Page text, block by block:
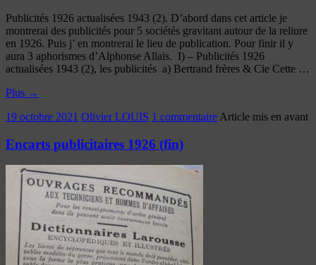
Publicités 1926 actualisées 1943 (2). D’abord dans cet article je
montrerai des publicités pour 5 sociétés gravitant autour de la reliure
en 1926. Puis j’ en montrerai le lieu de publication. Pour finir il y
aura 3 aphorismes d’Alphonse Allais. I) – Publicités 1926
actualisées 1943 (2), les publicités a) Bertrand frères & Cie Cette …
Plus →
19 octobre 2021 Olivier LOUIS 1 commentaire Article mis en avant
Encarts publicitaires 1926 (fin)